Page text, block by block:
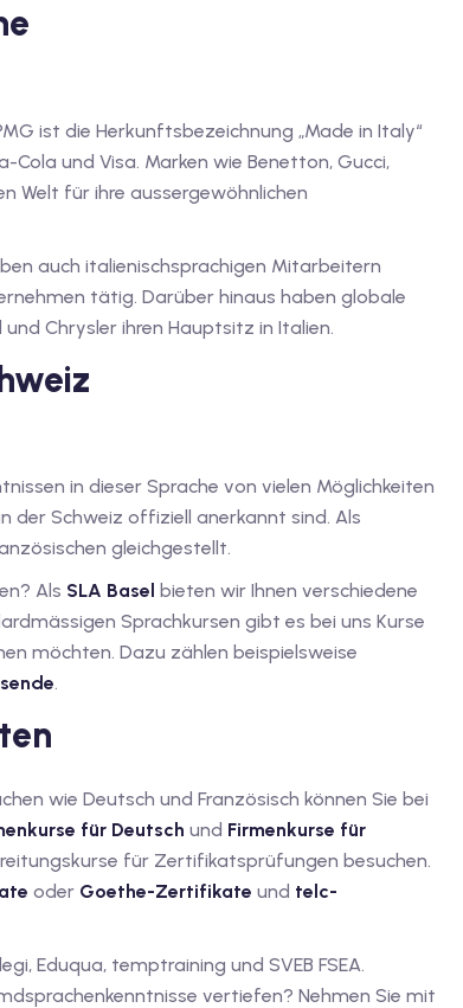
ist die Herkunftsbezeichnung „Made in Italy“
und Visa. Marken wie Benetton, Gucci,
Welt für ihre aussergewöhnlichen
auch italienischsprachigen Mitarbeitern
tätig. Darüber hinaus haben globale
und Chrysler ihren Hauptsitz in Italien.
in dieser Sprache von vielen Möglichkeiten
der Schweiz offiziell anerkannt sind. Als
gleichgestellt.
Als SLA Basel bieten wir Ihnen verschiedene
Sprachkursen gibt es bei uns Kurse
möchten. Dazu zählen beispielsweise
.
wie Deutsch und Französisch können Sie bei
für Deutsch und Firmenkurse für
für Zertifikatsprüfungen besuchen.
oder Goethe-Zertifikate und telc-
Eduqua, temptraining und SVEB FSEA.
vertiefen? Nehmen Sie mit